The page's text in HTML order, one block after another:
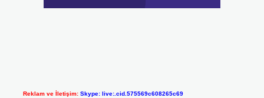
Reklam ve İletişim: Skype: live:.cid.575569c608265c69